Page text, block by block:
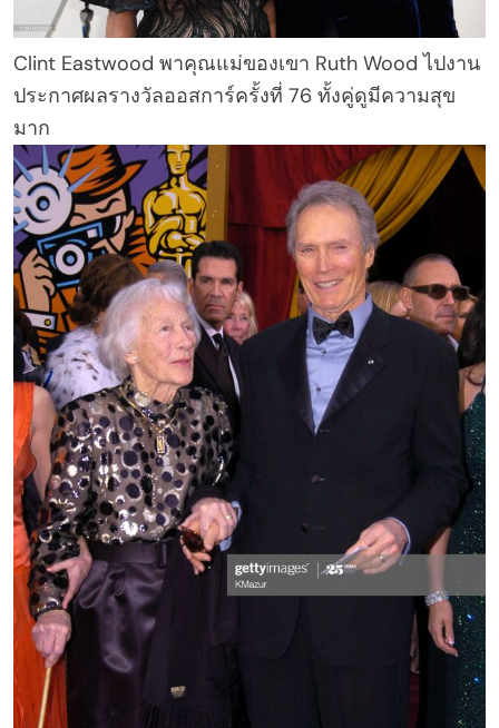
Clint Eastwood พาคุณแม่ของเขา Ruth Wood ไปงาน
ประกาศผลรางวัลออสการ์ครั้งที่ 76 ทั้งคู่ดูมีความสุข
มาก